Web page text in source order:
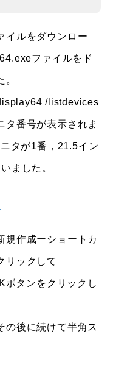
イルをダウンロー
ファイルをド
/listdevices
タ番号が表示されま
タが1番，21.5イン
ました。
規作成ーショートカ
リックして
タンをクリックし
の後に続けて半角ス